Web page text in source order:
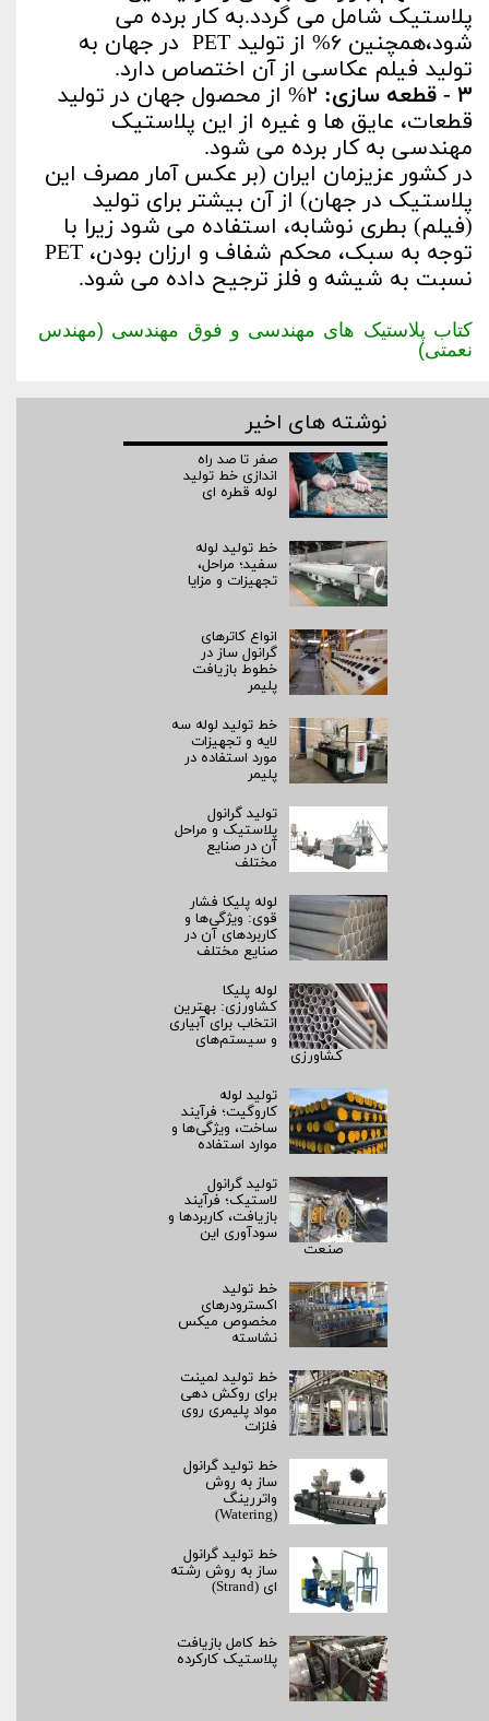
پلاستیک شامل می گردد.به کار برده می
شود،همچنین ۶% از تولید PET در جهان به
تولید فیلم عکاسی از آن اختصاص دارد.
۳ - قطعه سازی:
۲% از محصول جهان در تولید
قطعات، عایق ها و غیره از این پلاستیک
مهندسی به کار برده می شود.
در کشور عزیزمان ایران (بر عکس آمار مصرف این
پلاستیک در جهان) از آن بیشتر برای تولید
(فیلم) بطری نوشابه، استفاده می شود زیرا با
توجه به سبک، محکم شفاف و ارزان بودن، PET
نسبت به شیشه و فلز ترجیح داده می شود.
کتاب پلاستیک های مهندسی و فوق مهندسی (مهندس
نعمتی)
نوشته های اخیر
صفر تا صد راه‌
اندازی خط تولید
لوله قطره ای
خط تولید لوله
سفید؛ مراحل،
تجهیزات و مزایا
انواع کاترهای
گرانول ساز در
خطوط بازیافت
پلیمر
خط تولید لوله سه
لایه و تجهیزات
مورد استفاده در
پلیمر
تولید گرانول
پلاستیک و مراحل
آن در صنایع
مختلف
لوله پلیکا فشار
قوی: ویژگی‌ها و
کاربردهای آن در
صنایع مختلف
لوله پلیکا
کشاورزی: بهترین
انتخاب برای آبیاری
و سیستم‌های
کشاورزی
تولید لوله
کاروگیت؛ فرآیند
ساخت، ویژگی‌ها و
موارد استفاده
تولید گرانول
لاستیک؛ فرآیند
بازیافت، کاربردها و
سودآوری این
صنعت
خط تولید
اکسترودرهای
مخصوص میکس
نشاسته
خط تولید لمینت
برای روکش‌ دهی
مواد پلیمری روی
فلزات
خط تولید گرانول
ساز به روش
واتررینگ
(Watering)
خط تولید گرانول
ساز به روش رشته‌
ای (Strand)
خط کامل بازیافت
پلاستیک کارکرده